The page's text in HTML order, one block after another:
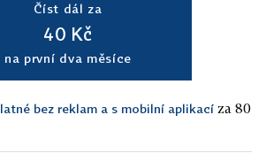
Číst dál za
40 Kč
na první dva měsíce
bez reklam a s mobilní aplikací za 80